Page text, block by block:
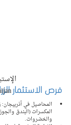
فرص الاستثمار
المحاصيل في أذربيجان:
المكسرات (البندق
والخضروات.